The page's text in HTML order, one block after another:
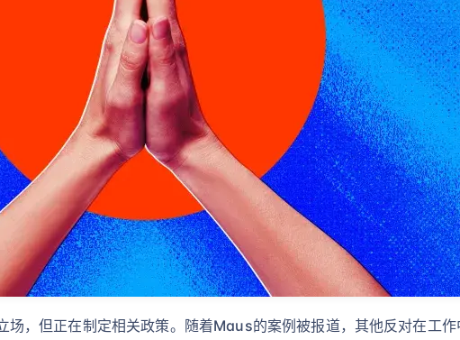
场，但正在制定相关政策。随着Maus的案例被报道，其他反对在工